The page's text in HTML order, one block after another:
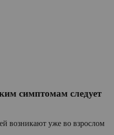
симптомам следует
возникают уже во взрослом